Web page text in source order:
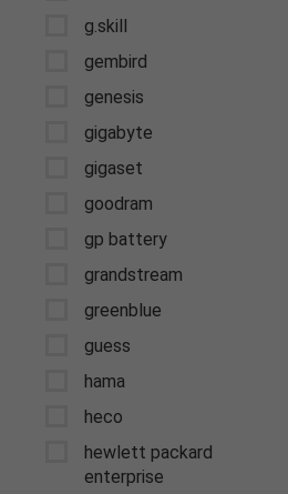
g.skill
gembird
genesis
gigabyte
gigaset
goodram
gp battery
grandstream
greenblue
guess
hama
heco
hewlett packard
enterprise